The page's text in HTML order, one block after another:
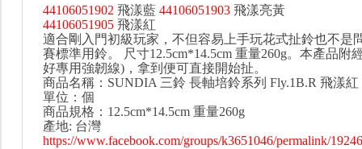
44106051902 飛漾藍 44106051903飛漾亮黃
44106051905飛漾紅
適合剛入門初級玩家，不但容易上手玩花式扯鈴也不是
賽標準用鈴。 尺寸12.5cm*14.5cm 重量260g。本產品附
好專用強韌線)，拿到便可直接開始扯。
商品名稱：SUNDIA 三鈴 長軸培鈴系列 Fly.1B.R 飛漾紅
單位：個
商品規格：12.5cm*14.5cm 重量260g
產地: 台灣
https://www.facebook.com/groups/k3651046/permalink/